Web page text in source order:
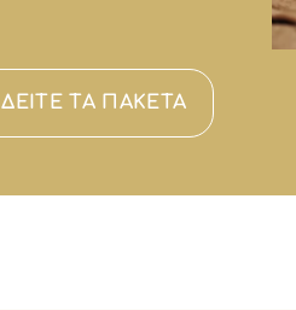
ΔΕΙΤΕ ΤΑ ΠΑΚΕΤΑ